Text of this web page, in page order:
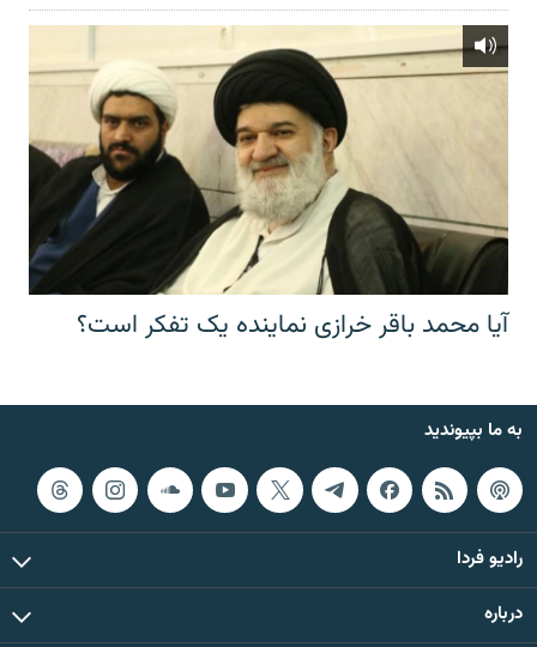
آیا محمد باقر خرازی نماینده یک تفکر است؟
به ما بپیوندید
رادیو فردا
درباره